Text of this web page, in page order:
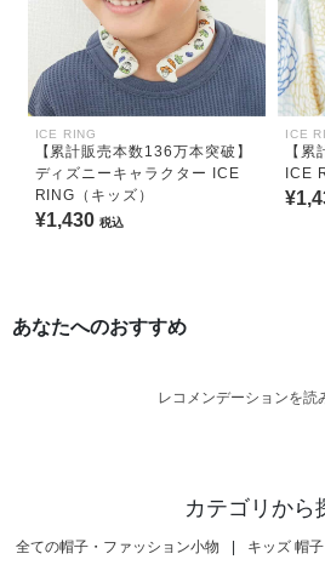
ICE RING
【累計販売本数136万本突破】
ディズニーキャラクター ICE
RING（キッズ）
¥1,430 税込
ICE
【
ICE
あなたへのおすすめ
レコメンデーションを読
カテゴリから
全ての帽子・ファッション小物 キッズ 帽子